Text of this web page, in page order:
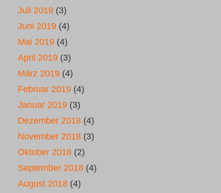
Juli 2019 (3)
Juni 2019 (4)
Mai 2019 (4)
April 2019 (3)
März 2019 (4)
Februar 2019 (4)
Januar 2019 (3)
Dezember 2018 (4)
November 2018 (3)
Oktober 2018 (2)
September 2018 (4)
August 2018 (4)